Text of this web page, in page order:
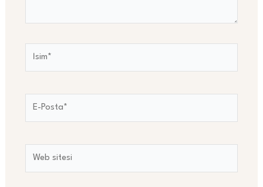
Posta*
sitesi